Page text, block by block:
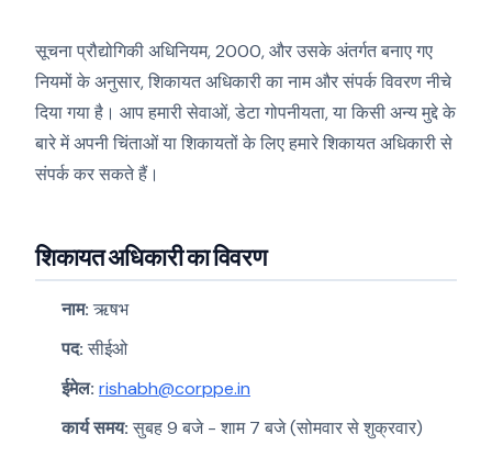
सूचना प्रौद्योगिकी अधिनियम, 2000, और उसके अंतर्गत बनाए गए
नियमों के अनुसार, शिकायत अधिकारी का नाम और संपर्क विवरण नीचे
दिया गया है। आप हमारी सेवाओं, डेटा गोपनीयता, या किसी अन्य मुद्दे के
बारे में अपनी चिंताओं या शिकायतों के लिए हमारे शिकायत अधिकारी से
संपर्क कर सकते हैं।
शिकायत अधिकारी का विवरण
नाम: ऋषभ
पद: सीईओ
ईमेल: rishabh@corppe.in
कार्य समय: सुबह 9 बजे - शाम 7 बजे (सोमवार से शुक्रवार)